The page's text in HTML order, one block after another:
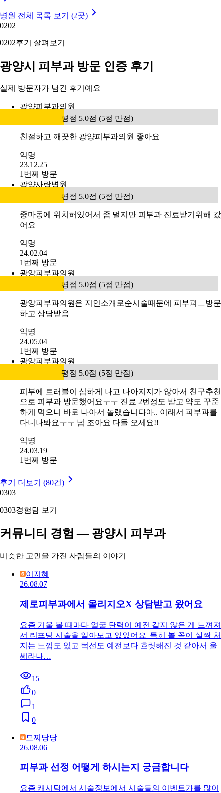
병원 전체 목록 보기 (2곳)
0202
0202후기 살펴보기
광양시 피부과 방문 인증 후기
실제 방문자가 남긴 후기예요
광양피부과의원
평점 5.0점 (5점 만점)
친절하고 깨끗한 광양피부과의원 좋아요
익명
23.12.25
1번째 방문
광양사랑병원
평점 5.0점 (5점 만점)
중마동에 위치해있어서 좀 멀지만 피부과 진료받기위해 갔
어요
익명
24.02.04
1번째 방문
광양피부과의원
평점 5.0점 (5점 만점)
광양피부과의원은 지인소개로순시술때문에 피부괴ㅡ방문
하고 상담받음
익명
24.05.04
1번째 방문
광양피부과의원
평점 5.0점 (5점 만점)
피부에 트러블이 심하게 나고 나아지지가 않아서 친구추천
으로 피부과 방문했어요ㅜㅜ 진료 2번정도 받고 약도 꾸준
하게 먹으니 바로 나아서 놀랬습니다아.. 이래서 피부과를
다니나봐요ㅜㅜ 넘 조아요 다들 오세요!!
익명
24.03.19
1번째 방문
후기 더보기 (80건)
0303
0303경험담 보기
커뮤니티 경험 — 광양시 피부과
비슷한 고민을 가진 사람들의 이야기
이지혜
26.08.07
제로피부과에서 올리지오X 상담받고 왔어요
요즘 거울 볼 때마다 얼굴 탄력이 예전 같지 않은 게 느껴져
서 리프팅 시술을 알아보고 있었어요. 특히 볼 쪽이 살짝 처
지는 느낌도 있고 턱선도 예전보다 흐릿해진 것 같아서 울
쎄라나…
15
0
1
0
므찌당당
26.08.06
피부과 선정 어떻게 하시는지 궁금합니다
요즘 캐시닥에서 시술정보에서 시술들의 이벤트가를 많이